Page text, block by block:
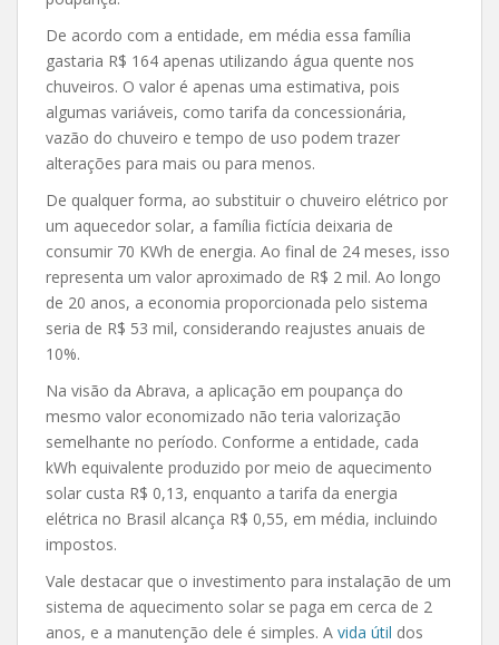
De acordo com a entidade, em média essa família
gastaria R$ 164 apenas utilizando água quente nos
chuveiros. O valor é apenas uma estimativa, pois
algumas variáveis, como tarifa da concessionária,
vazão do chuveiro e tempo de uso podem trazer
alterações para mais ou para menos.
De qualquer forma, ao substituir o chuveiro elétrico por
um aquecedor solar, a família fictícia deixaria de
consumir 70 KWh de energia. Ao final de 24 meses, isso
representa um valor aproximado de R$ 2 mil. Ao longo
de 20 anos, a economia proporcionada pelo sistema
seria de R$ 53 mil, considerando reajustes anuais de
10%.
Na visão da Abrava, a aplicação em poupança do
mesmo valor economizado não teria valorização
semelhante no período. Conforme a entidade, cada
kWh equivalente produzido por meio de aquecimento
solar custa R$ 0,13, enquanto a tarifa da energia
elétrica no Brasil alcança R$ 0,55, em média, incluindo
impostos.
Vale destacar que o investimento para instalação de um
sistema de aquecimento solar se paga em cerca de 2
anos, e a manutenção dele é simples. A vida útil dos